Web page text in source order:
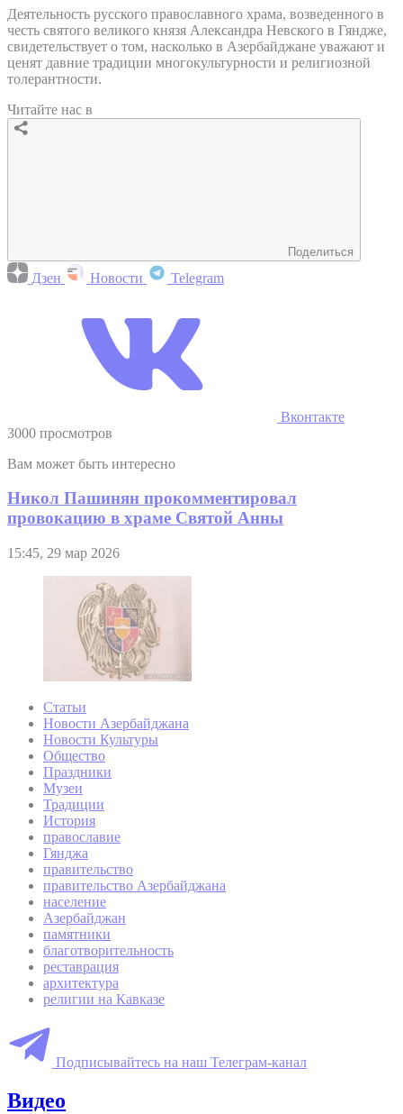
Деятельность русского православного храма, возведенного в
честь святого великого князя Александра Невского в Гяндже,
свидетельствует о том, насколько в Азербайджане уважают и
ценят давние традиции многокультурности и религиозной
толерантности.
Читайте нас в
Поделиться
Дзен Новости Telegram
Вконтакте
3000 просмотров
Вам может быть интересно
Никол Пашинян прокомментировал
провокацию в храме Святой Анны
15:45, 29 мар 2026
Статьи
Новости Азербайджана
Новости Культуры
Общество
Праздники
Музеи
Традиции
История
православие
Гянджа
правительство
правительство Азербайджана
население
Азербайджан
памятники
благотворительность
реставрация
архитектура
религии на Кавказе
Подписывайтесь на наш Телеграм-канал
Видео